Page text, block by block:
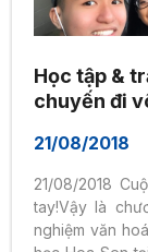
Học tập &
chuyến đi
21/08/2018
21/08/2018
tay!Vậy là
nghiệm văn